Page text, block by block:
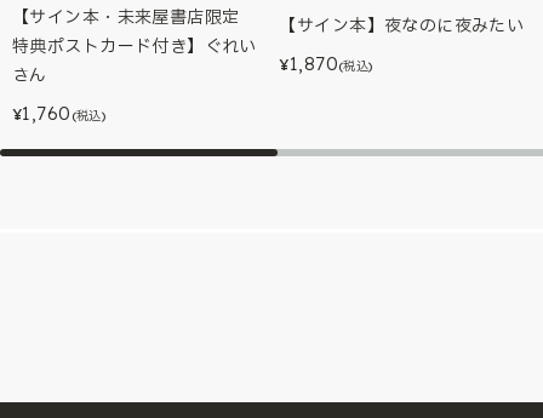
【サイン本・未来屋書店限定
特典ポストカード付き】ぐれい
さん
¥1,760 (税込)
【サイン本】夜なのに夜みたい
¥1,870(税込)